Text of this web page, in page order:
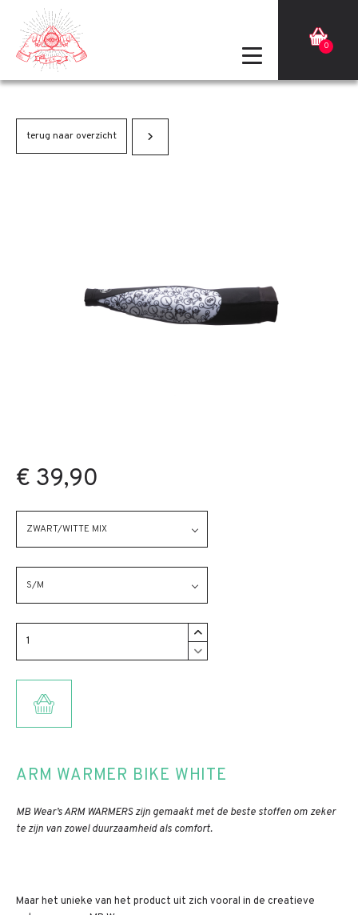
0
terug naar overzicht
€ 39,90
ZWART/WITTE MIX
S/M
ARM WARMER BIKE WHITE
MB Wear’s ARM WARMERS zijn gemaakt met de beste stoffen om zeker
te zijn van zowel duurzaamheid als comfort.
Maar het unieke van het product uit zich vooral in de creatieve